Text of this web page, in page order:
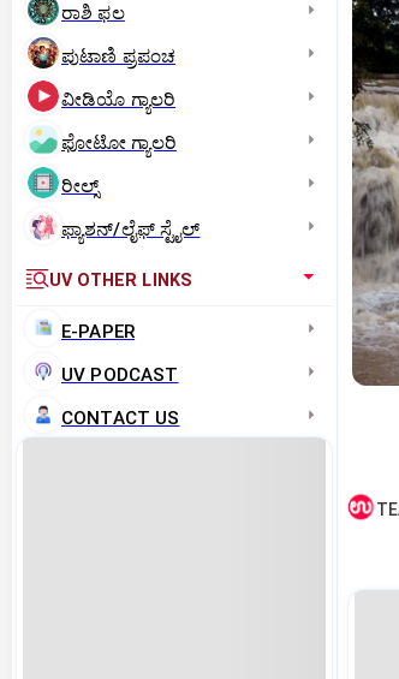
ರಾಶಿ ಫಲ
ಪುಟಾಣಿ ಪ್ರಪಂಚ
ವೀಡಿಯೊ ಗ್ಯಾಲರಿ
ಫೋಟೋ ಗ್ಯಾಲರಿ
ರೀಲ್ಸ್
ಫ್ಯಾಶನ್/ಲೈಫ್‌ ಸ್ಟೈಲ್
UV OTHER LINKS
E-PAPER
UV PODCAST
CONTACT US